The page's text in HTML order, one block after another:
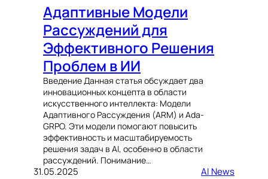
Адаптивные Модели
Рассуждений для
Эффективного Решения
Проблем в ИИ
Введение Данная статья обсуждает два
инновационных концепта в области
искусственного интеллекта: Модели
Адаптивного Рассуждения (ARM) и Ada-
GRPO. Эти модели помогают повысить
эффективность и масштабируемость
решения задач в AI, особенно в области
рассуждений. Понимание…
31.05.2025 AI News